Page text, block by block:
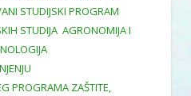
STUDIJSKI PROGRAM
STUDIJA AGRONOMIJA I
PROGRAMA ZAŠTITE,